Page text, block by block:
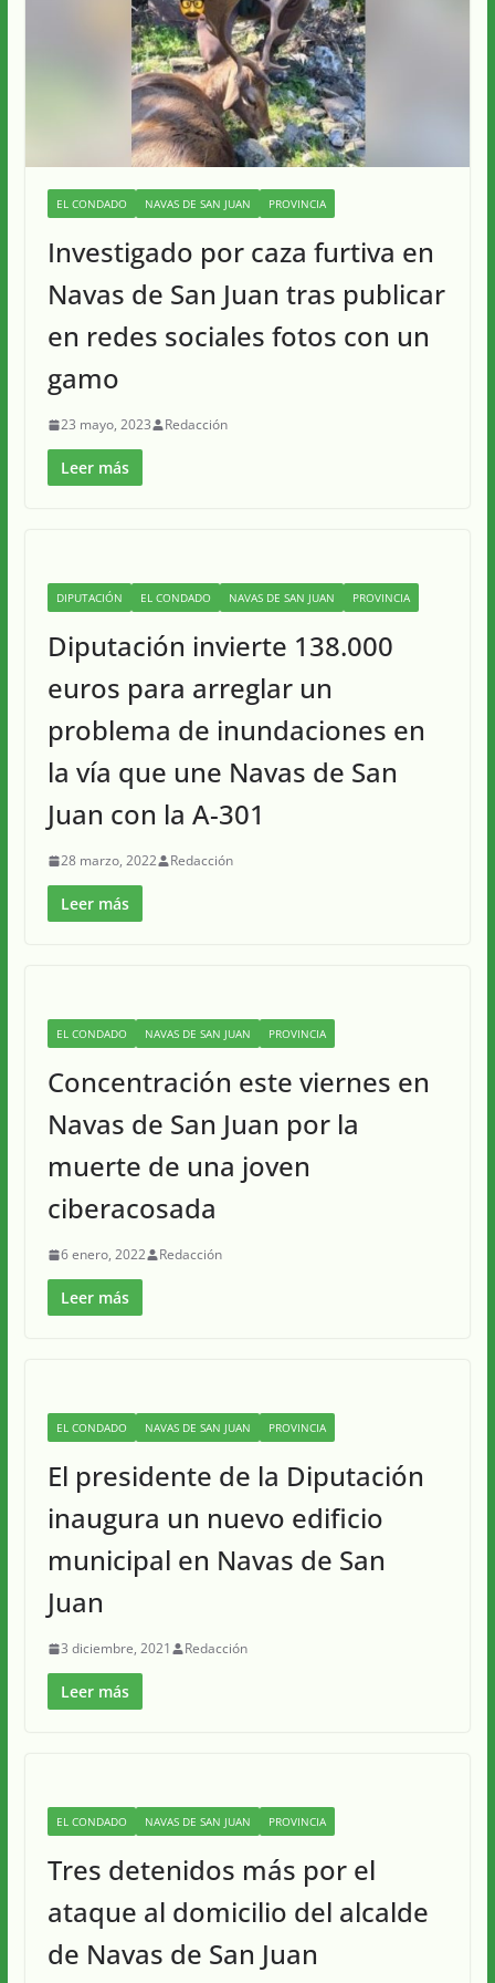
EL CONDADO NAVAS DE SAN JUAN PROVINCIA
Investigado por caza furtiva en
Navas de San Juan tras publicar
en redes sociales fotos con un
gamo
23 mayo, 2023 Redacción
Leer más
DIPUTACIÓN EL CONDADO NAVAS DE SAN JUAN PROVINCIA
Diputación invierte 138.000
euros para arreglar un
problema de inundaciones en
la vía que une Navas de San
Juan con la A-301
28 marzo, 2022 Redacción
Leer más
EL CONDADO NAVAS DE SAN JUAN PROVINCIA
Concentración este viernes en
Navas de San Juan por la
muerte de una joven
ciberacosada
6 enero, 2022 Redacción
Leer más
EL CONDADO NAVAS DE SAN JUAN PROVINCIA
El presidente de la Diputación
inaugura un nuevo edificio
municipal en Navas de San
Juan
3 diciembre, 2021 Redacción
Leer más
EL CONDADO NAVAS DE SAN JUAN PROVINCIA
Tres detenidos más por el
ataque al domicilio del alcalde
de Navas de San Juan